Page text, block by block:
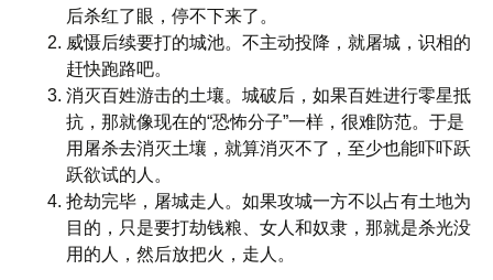
后杀红了眼，停不下来了。
威慑后续要打的城池。不主动投降，就屠城，识相的
赶快跑路吧。
消灭百姓游击的土壤。城破后，如果百姓进行零星抵
抗，那就像现在的“恐怖分子”一样，很难防范。于是
用屠杀去消灭土壤，就算消灭不了，至少也能吓吓跃
跃欲试的人。
抢劫完毕，屠城走人。如果攻城一方不以占有土地为
目的，只是要打劫钱粮、女人和奴隶，那就是杀光没
用的人，然后放把火，走人。